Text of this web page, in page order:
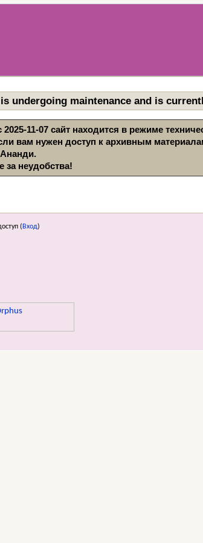
undergoing maintenance and is
2025-11-07 сайт находится в режиме
вам нужен доступ к архивным
за неудобства!
( Вход)